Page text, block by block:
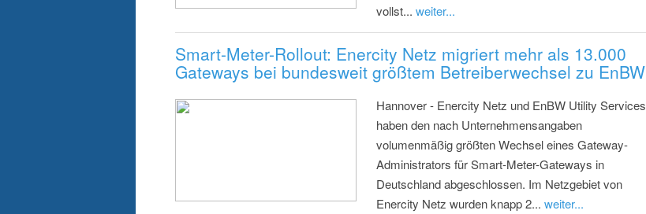
vollst... weiter...
Smart-Meter-Rollout: Enercity Netz migriert mehr als 13.000
Gateways bei bundesweit größtem Betreiberwechsel zu EnBW
Hannover - Enercity Netz und EnBW Utility Services
haben den nach Unternehmensangaben
volumenmäßig größten Wechsel eines Gateway-
Administrators für Smart-Meter-Gateways in
Deutschland abgeschlossen. Im Netzgebiet von
Enercity Netz wurden knapp 2... weiter...